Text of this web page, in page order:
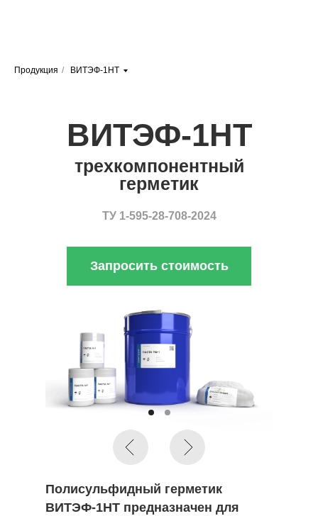
Продукция / ВИТЭФ-1НТ
ВИТЭФ-1НТ
трехкомпонентный
герметик
ТУ 1-595-28-708-2024
Полисульфидный герметик
ВИТЭФ-1НТ предназначен для
Запросить стоимость